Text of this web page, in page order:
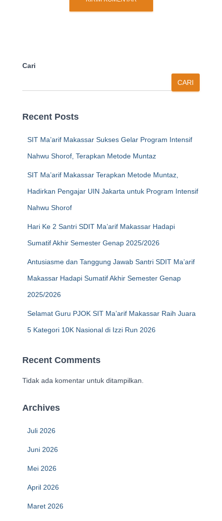
Cari
CARI
Recent Posts
SIT Ma’arif Makassar Sukses Gelar Program Intensif
Nahwu Shorof, Terapkan Metode Muntaz
SIT Ma’arif Makassar Terapkan Metode Muntaz,
Hadirkan Pengajar UIN Jakarta untuk Program Intensif
Nahwu Shorof
Hari Ke 2 Santri SDIT Ma’arif Makassar Hadapi
Sumatif Akhir Semester Genap 2025/2026
Antusiasme dan Tanggung Jawab Santri SDIT Ma’arif
Makassar Hadapi Sumatif Akhir Semester Genap
2025/2026
Selamat Guru PJOK SIT Ma’arif Makassar Raih Juara
5 Kategori 10K Nasional di Izzi Run 2026
Recent Comments
Tidak ada komentar untuk ditampilkan.
Archives
Juli 2026
Juni 2026
Mei 2026
April 2026
Maret 2026